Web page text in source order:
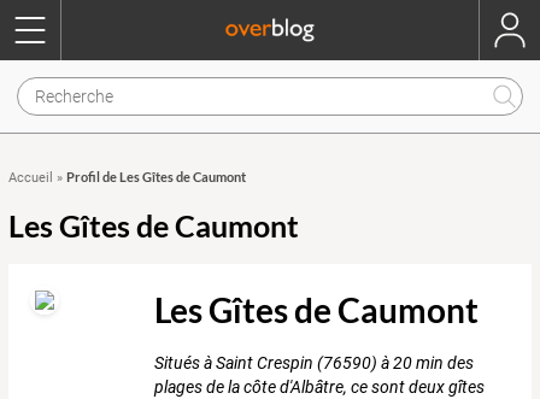
Accueil » Profil de Les Gîtes de Caumont
Les Gîtes de Caumont
Les Gîtes de Caumont
Situés à Saint Crespin (76590) à 20 min des
plages de la côte d'Albâtre, ce sont deux gîtes